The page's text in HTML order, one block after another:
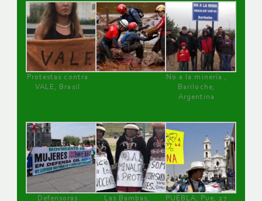
Protestas contra
VALE, Brasil
No a la minería ,
Bariloche,
Argentina
Defensoras
Las Bambas,
PUEBLA, Pue, 27